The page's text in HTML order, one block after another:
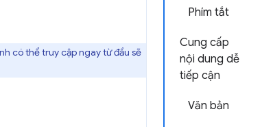
Phím tắt
Cung cấp
nội dung dễ
tiếp cận
Văn bản
có thể truy cập ngay từ đầu sẽ